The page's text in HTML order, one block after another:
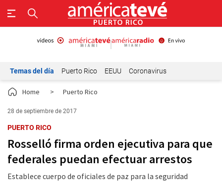
Temas del día Puerto Rico EEUU Coronavirus
Home > Puerto Rico
28 de septiembre de 2017
PUERTO RICO
Rosselló firma orden ejecutiva para que
federales puedan efectuar arrestos
Establece cuerpo de oficiales de paz para la seguridad